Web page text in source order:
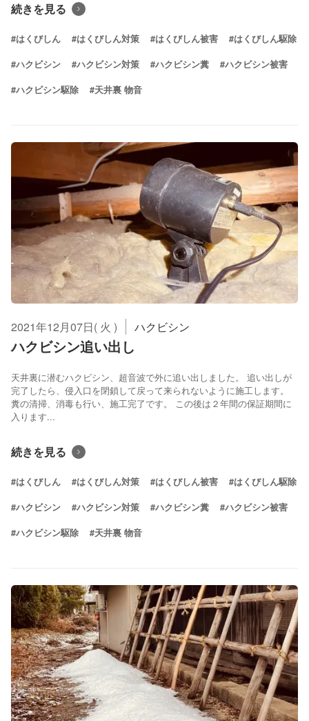
続きを見る
#はくびしん #はくびしん対策 #はくびしん被害 #はくびしん駆除
#ハクビシン #ハクビシン対策 #ハクビシン糞 #ハクビシン被害
#ハクビシン駆除 #天井裏 物音
2021年12月07日( 火 ) ハクビシン
ハクビシン追い出し
天井裏に潜むハクビシン、超音波で外に追い出しました。 追い出しが
完了したら、侵入口を閉鎖して戻って来られないように施工します。
糞の清掃、消毒も行い、施工完了です。 この後は２年間の保証期間に
入ります...
続きを見る
#はくびしん #はくびしん対策 #はくびしん被害 #はくびしん駆除
#ハクビシン #ハクビシン対策 #ハクビシン糞 #ハクビシン被害
#ハクビシン駆除 #天井裏 物音